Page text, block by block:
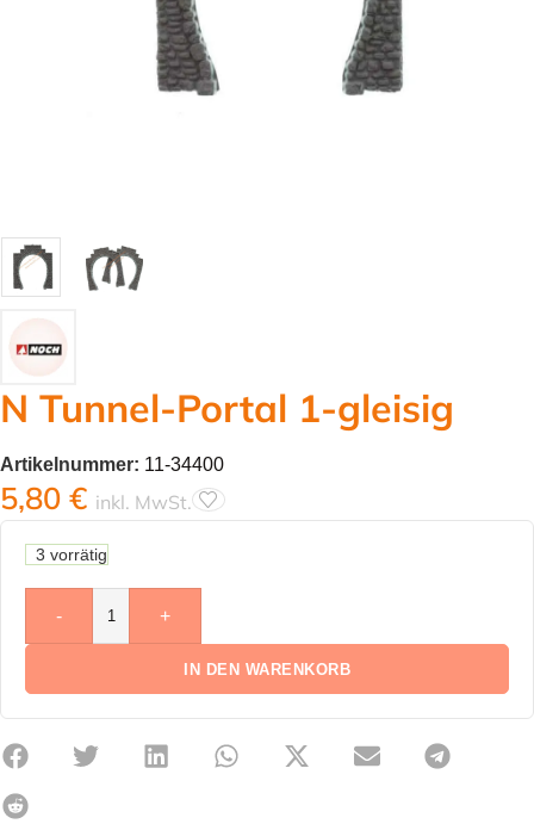
N Tunnel-Portal 1-gleisig
Artikelnummer: 11-34400
5,80 € inkl. MwSt.
3 vorrätig
- +
IN DEN WARENKORB